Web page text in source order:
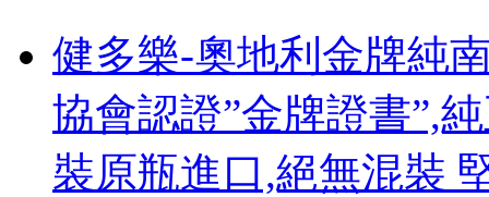
健多樂-奧地利金牌純
協會認證”金牌證書”,
裝原瓶進口,絕無混裝